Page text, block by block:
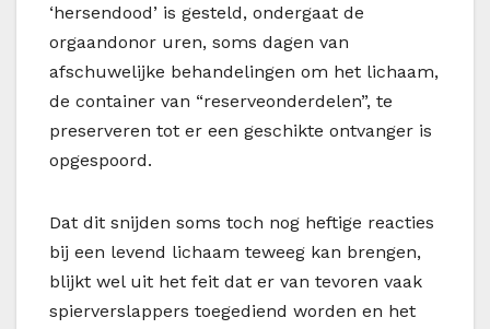
‘hersendood’ is gesteld, ondergaat de
orgaandonor uren, soms dagen van
afschuwelijke behandelingen om het lichaam,
de container van “reserveonderdelen”, te
preserveren tot er een geschikte ontvanger is
opgespoord.
Dat dit snijden soms toch nog heftige reacties
bij een levend lichaam teweeg kan brengen,
blijkt wel uit het feit dat er van tevoren vaak
spierverslappers toegediend worden en het